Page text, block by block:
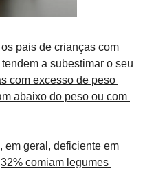
pais de crianças com
a subestimar o seu
com excesso de peso
abaixo do peso ou com
em geral, deficiente em
32% comiam legumes